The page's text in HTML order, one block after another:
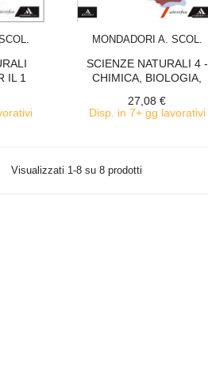
IL 1
MONDADORI A. SCOL.
SCIENZE NATURALI 4 -
CHIMICA, BIOLOGIA,
27,08 €
Disp. in 7+ gg lavorativi
Visualizzati 1-8 su 8 prodotti